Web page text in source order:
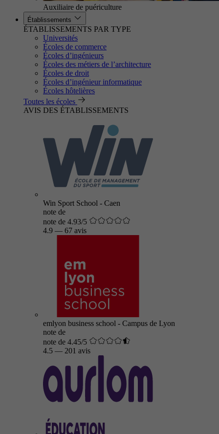
Auxiliaire de puériculture
Établissements
ÉTABLISSEMENTS PAR TYPE
Universités
Écoles de commerce
Écoles d’ingénieurs
Écoles des métiers de l’architecture
Écoles de droit
Écoles d’ingénieur informatique
Écoles hôtelières
Toutes les écoles
AVIS DES ÉTABLISSEMENTS
Win Sport School - Caen
note de
note de 4.93/5
4.9 — 67 avis
emlyon business school - Campus de Lyon
note de
note de 4.45/5
4.5 — 201 avis